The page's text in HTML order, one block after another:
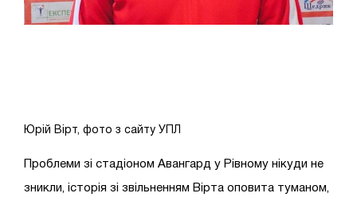
Юрій Вірт, фото з сайту УПЛ
Проблеми зі стадіоном Авангард у Рівному нікуди не
зникли, історія зі звільненням Вірта оповита туманом,